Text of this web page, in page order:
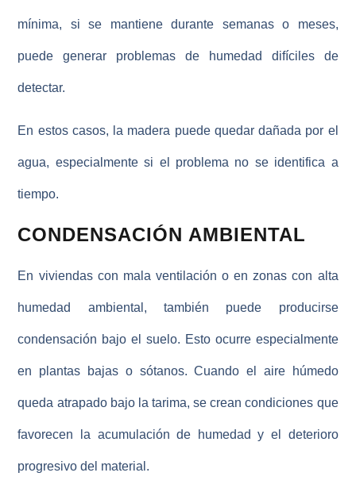
mínima, si se mantiene durante semanas o meses,
puede generar problemas de humedad difíciles de
detectar.
En estos casos, la madera puede quedardañada por el
agua, especialmente si el problema no se identifica a
tiempo.
CONDENSACIÓN AMBIENTAL
En viviendas con mala ventilación o en zonas con alta
humedad ambiental , también puede producirse
condensación bajo el suelo. Esto ocurre especialmente
en plantas bajas o sótanos. Cuando el aire húmedo
queda atrapado bajo la tarima, se crean condiciones que
favorecen la acumulación de humedad y el deterioro
progresivo del material.